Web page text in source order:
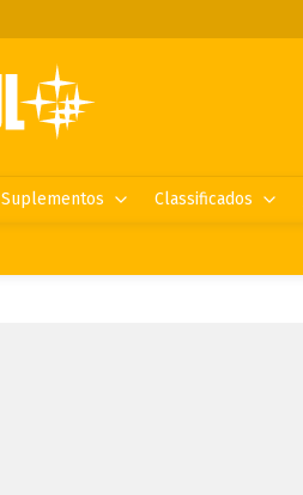
Suplementos Classificados